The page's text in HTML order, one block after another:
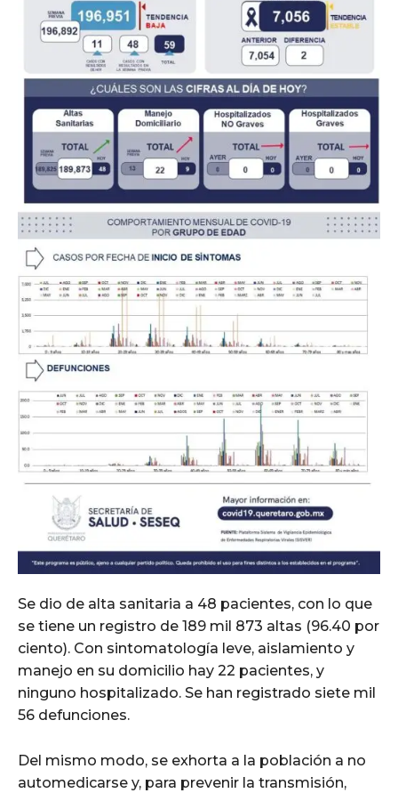
Se dio de alta sanitaria a 48 pacientes, con lo que
se tiene un registro de 189 mil 873 altas (96.40 por
ciento). Con sintomatología leve, aislamiento y
manejo en su domicilio hay 22 pacientes, y
ninguno hospitalizado. Se han registrado siete mil
56 defunciones.
Del mismo modo, se exhorta a la población a no
automedicarse y, para prevenir la transmisión,